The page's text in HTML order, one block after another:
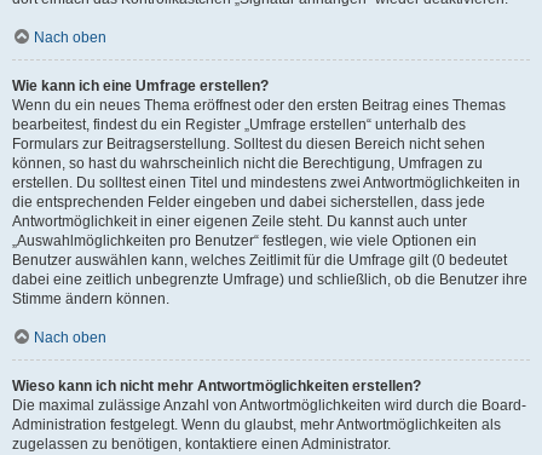
Nach oben
Wie kann ich eine Umfrage erstellen?
Wenn du ein neues Thema eröffnest oder den ersten Beitrag eines Themas
bearbeitest, findest du ein Register „Umfrage erstellen“ unterhalb des
Formulars zur Beitragserstellung. Solltest du diesen Bereich nicht sehen
können, so hast du wahrscheinlich nicht die Berechtigung, Umfragen zu
erstellen. Du solltest einen Titel und mindestens zwei Antwortmöglichkeiten in
die entsprechenden Felder eingeben und dabei sicherstellen, dass jede
Antwortmöglichkeit in einer eigenen Zeile steht. Du kannst auch unter
„Auswahlmöglichkeiten pro Benutzer“ festlegen, wie viele Optionen ein
Benutzer auswählen kann, welches Zeitlimit für die Umfrage gilt (0 bedeutet
dabei eine zeitlich unbegrenzte Umfrage) und schließlich, ob die Benutzer ihre
Stimme ändern können.
Nach oben
Wieso kann ich nicht mehr Antwortmöglichkeiten erstellen?
Die maximal zulässige Anzahl von Antwortmöglichkeiten wird durch die Board-
Administration festgelegt. Wenn du glaubst, mehr Antwortmöglichkeiten als
zugelassen zu benötigen, kontaktiere einen Administrator.